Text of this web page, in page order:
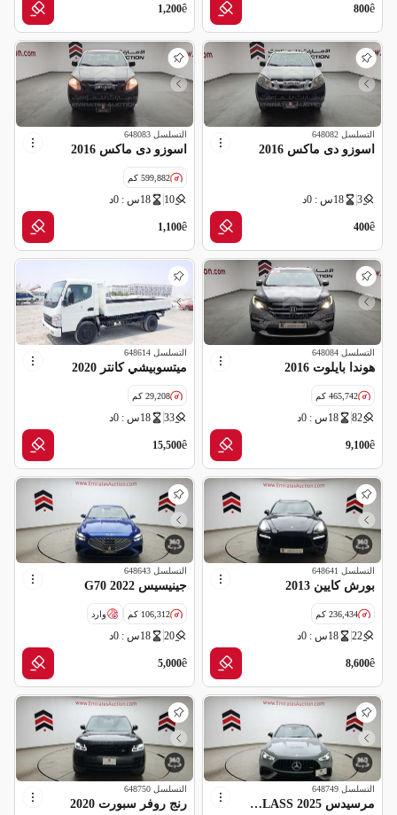
ê
800
ê
1,200
التسلسل 648082
اسوزو دى ماكس 2016
3 18س : 0د
ê
400
التسلسل 648083
اسوزو دى ماكس 2016
599,882 كم
10 18س : 0د
ê
1,100
التسلسل 648084
هوندا بايلوت 2016
465,742 كم
82 18س : 0د
ê
9,100
التسلسل 648614
ميتسوبيشي كانتر 2020
29,208 كم
33 18س : 0د
ê
15,500
التسلسل 648641
بورش كايين 2013
236,434 كم
22 18س : 0د
ê
8,600
التسلسل 648643
جينيسيس G70 2022
106,312 كم وارد
20 18س : 0د
ê
5,000
التسلسل 648749
مرسيدس CLE-CLASS 2025
التسلسل 648750
رنج روفر سبورت 2020